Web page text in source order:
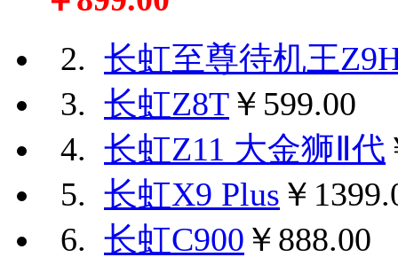
2. 长虹至尊待机王
3. 长虹Z8T ￥599.00
4. 长虹Z11 大金狮Ⅱ代
5. 长虹X9 Plus ￥
6. 长虹C900 ￥888.00